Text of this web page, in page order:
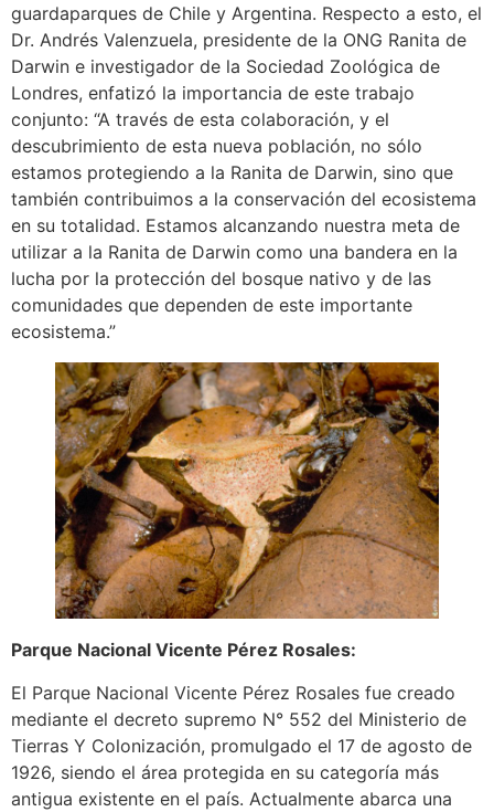
guardaparques de Chile y Argentina. Respecto a esto, el
Dr. Andrés Valenzuela, presidente de la ONG Ranita de
Darwin e investigador de la Sociedad Zoológica de
Londres, enfatizó la importancia de este trabajo
conjunto: “A través de esta colaboración, y el
descubrimiento de esta nueva población, no sólo
estamos protegiendo a la Ranita de Darwin, sino que
también contribuimos a la conservación del ecosistema
en su totalidad. Estamos alcanzando nuestra meta de
utilizar a la Ranita de Darwin como una bandera en la
lucha por la protección del bosque nativo y de las
comunidades que dependen de este importante
ecosistema.”
Parque Nacional Vicente Pérez Rosales:
El Parque Nacional Vicente Pérez Rosales fue creado
mediante el decreto supremo N° 552 del Ministerio de
Tierras Y Colonización, promulgado el 17 de agosto de
1926, siendo el área protegida en su categoría más
antigua existente en el país. Actualmente abarca una